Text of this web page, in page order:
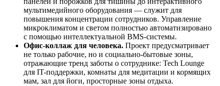
мультимедийного оборудования — служит для
повышения концентрации сотрудников. Управление
микроклиматом и светом полностью автоматизировано
с помощью интеллектуальной BMS-системы.
Офис-коллаж для человека. Проект предусматривает
не только рабочие, но и социально-бытовые зоны,
отражающие тренд заботы о сотруднике: Tech Lounge
для IT-поддержки, комнаты для медитации и кормящих
мам, зал для йоги, просторные зоны отдыха.